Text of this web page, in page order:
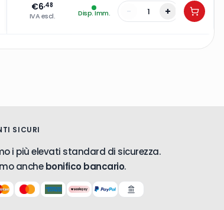
€6,48
IVA escl. Disp. Imm. - +
SICURI
i più elevati standard di sicurezza.
anchebonifico bancario.